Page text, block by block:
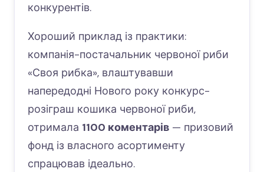
конкурентів.
Хороший приклад із практики:
компанія-постачальник червоної риби
«Своя рибка», влаштувавши
напередодні Нового року конкурс-
розіграш кошика червоної риби,
отримала 1100 коментарів — призовий
фонд із власного асортименту
спрацював ідеально.